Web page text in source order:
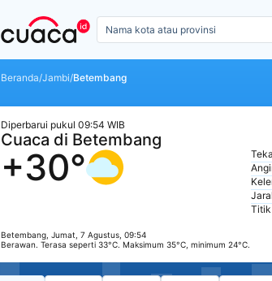
Beranda/Jambi/Betembang
Diperbarui pukul 09:54 WIB
Cuaca di Betembang
+30°
Betembang, Jumat, 7 Agustus, 09:54
Berawan. Terasa seperti 33°C. Maksimum 35°C, minimum 24°C.
Titik